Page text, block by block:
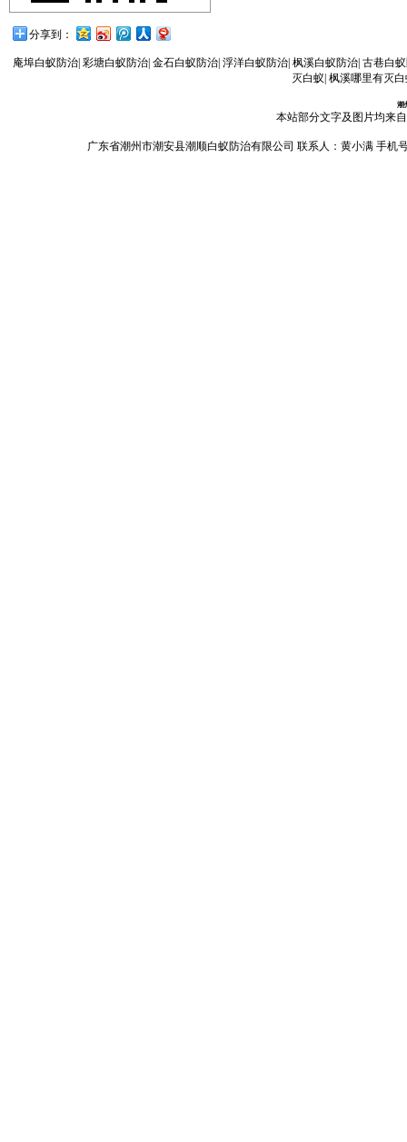
分享到：
庵埠白蚁防治| 彩塘白蚁防治| 金石白蚁防治| 浮洋白蚁防治| 枫溪白蚁防治| 古巷白
灭白蚁 枫溪哪里有灭白
潮
本站部分文字及图片均来
广东省潮州市潮安县潮顺白蚁防治有限公司 联系人：黄小满 手机